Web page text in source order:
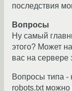
последствия
Вопросы
Ну самый
этого? Может
вас на сервере
Вопросы типа -
robots.txt можно